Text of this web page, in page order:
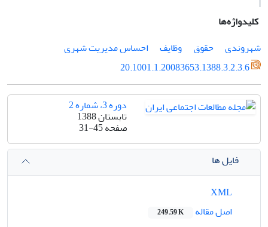
کلیدواژه‌ها
شهروندی
حقوق وظایف
احساس مدیریت شهری
20.1001.1.20083653.1388.3.2.3.6
دوره 3، شماره 2
تابستان 1388
صفحه31-45
فایل ها
اصل مقاله
249.59 K